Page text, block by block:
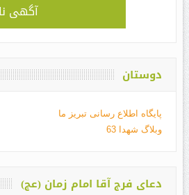
آگهی
دوستان
پایگاه اطلاع رسانی تبریز ما
وبلاگ شهدا 63
دعای فرج آقا امام زمان (عج)